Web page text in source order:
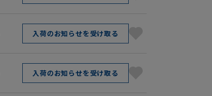
入荷のお知らせを受け取る
入荷のお知らせを受け取る